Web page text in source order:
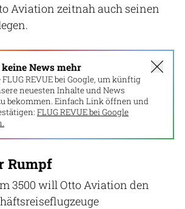
Aviation zeitnah auch seinen
News mehr
REVUE bei Google, um künftig
neuesten Inhalte und News
bekommen. Einfach Link öffnen und
FLUG REVUE bei Google
Rumpf
3500 will Otto Aviation den